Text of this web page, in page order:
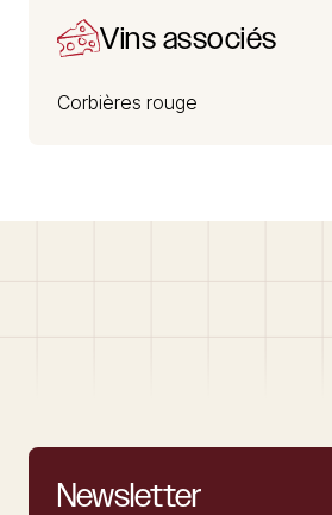
Vins associés
Corbières rouge
Newsletter